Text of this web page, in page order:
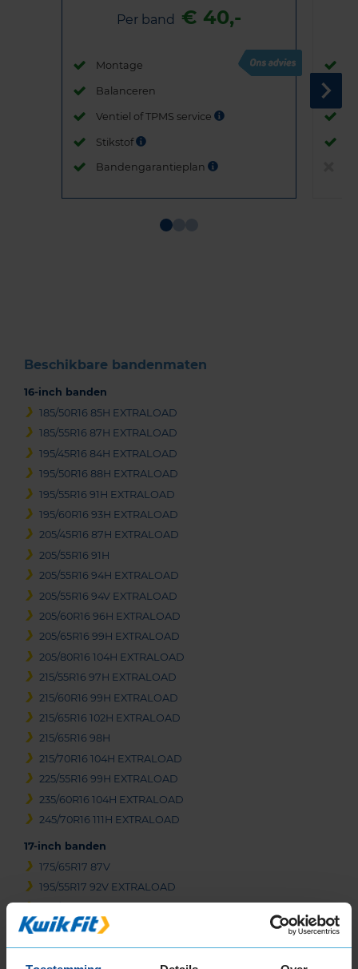
Per band € 40,-
Montage
Balanceren
Ventiel of TPMS service
Stikstof
Bandengarantieplan
Beschikbare bandenmaten
16-inch banden
185/50R16 85H EXTRALOAD
185/55R16 87H EXTRALOAD
195/45R16 84H EXTRALOAD
195/50R16 88H EXTRALOAD
195/55R16 91H EXTRALOAD
195/60R16 93H EXTRALOAD
205/45R16 87H EXTRALOAD
205/55R16 91H
205/55R16 94H EXTRALOAD
205/55R16 94V EXTRALOAD
205/60R16 96H EXTRALOAD
205/65R16 99H EXTRALOAD
205/80R16 104H EXTRALOAD
215/55R16 97H EXTRALOAD
215/60R16 99H EXTRALOAD
215/65R16 102H EXTRALOAD
215/65R16 98H
215/70R16 104H EXTRALOAD
225/55R16 99H EXTRALOAD
235/60R16 104H EXTRALOAD
245/70R16 111H EXTRALOAD
17-inch banden
175/65R17 87V
195/55R17 92V EXTRALOAD
205/45R17 88V EXTRALOAD
205/50R17 93V EXTRALOAD